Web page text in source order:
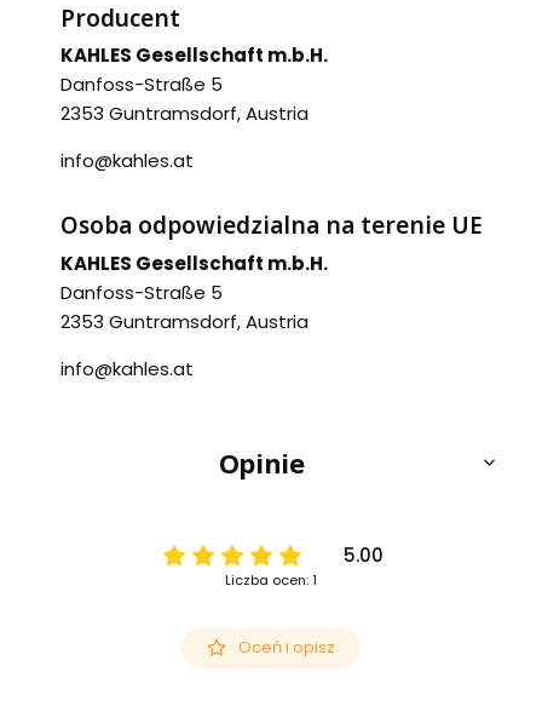
Producent
KAHLES Gesellschaft m.b.H.
Danfoss-Straße 5
2353 Guntramsdorf, Austria
info@kahles.at
Osoba odpowiedzialna na terenie UE
KAHLES Gesellschaft m.b.H.
Danfoss-Straße 5
2353 Guntramsdorf, Austria
info@kahles.at
Opinie
5.00
Liczba ocen: 1
Oceń i opisz